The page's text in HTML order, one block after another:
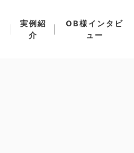
実例紹
介
OB様インタビ
ュー